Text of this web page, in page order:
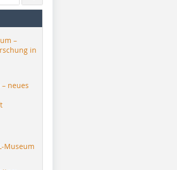
–
in
neues
Museum